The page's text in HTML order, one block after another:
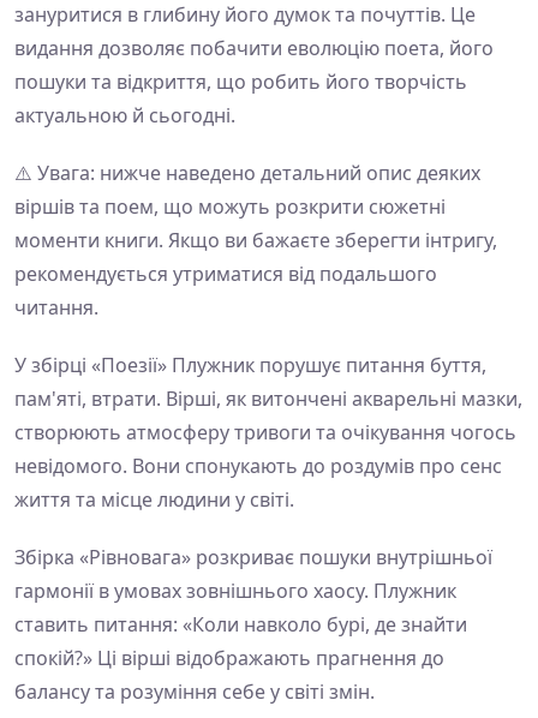
зануритися в глибину його думок та почуттів. Це
видання дозволяє побачити еволюцію поета, його
пошуки та відкриття, що робить його творчість
актуальною й сьогодні.
⚠️ Увага: нижче наведено детальний опис деяких
віршів та поем, що можуть розкрити сюжетні
моменти книги. Якщо ви бажаєте зберегти інтригу,
рекомендується утриматися від подальшого
читання.
У збірці «Поезії» Плужник порушує питання буття,
пам'яті, втрати. Вірші, як витончені акварельні мазки,
створюють атмосферу тривоги та очікування чогось
невідомого. Вони спонукають до роздумів про сенс
життя та місце людини у світі.
Збірка «Рівновага» розкриває пошуки внутрішньої
гармонії в умовах зовнішнього хаосу. Плужник
ставить питання: «Коли навколо бурі, де знайти
спокій?» Ці вірші відображають прагнення до
балансу та розуміння себе у світі змін.